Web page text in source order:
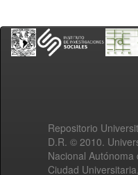
Repositorio
D.R. © 2010.
Nacional Autónoma
Ciudad